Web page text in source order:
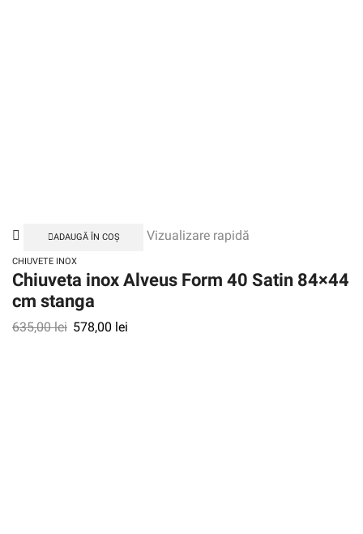
ADAUGĂ ÎN COȘ Vizualizare rapidă
CHIUVETE INOX
Chiuveta inox Alveus Form 40 Satin 84×44
cm stanga
635,00lei 578,00 lei